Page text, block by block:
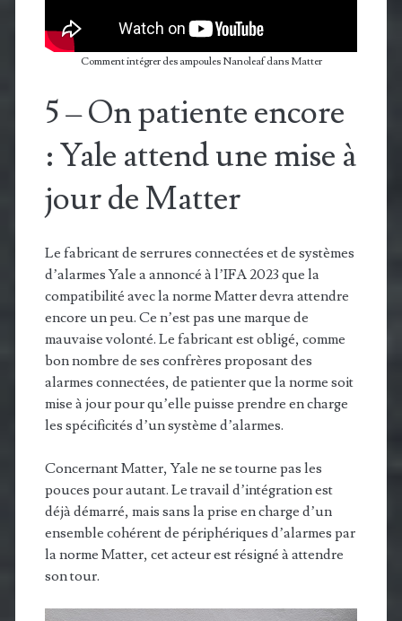
Comment intégrer des ampoules Nanoleaf dans Matter
5 – On patiente encore
: Yale attend une mise à
jour de Matter
Le fabricant de serrures connectées et de systèmes
d’alarmes Yale a annoncé à l’IFA 2023 que la
compatibilité avec la norme Matter devra attendre
encore un peu. Ce n’est pas une marque de
mauvaise volonté. Le fabricant est obligé, comme
bon nombre de ses confrères proposant des
alarmes connectées, de patienter que la norme soit
mise à jour pour qu’elle puisse prendre en charge
les spécificités d’un système d’alarmes.
Concernant Matter, Yale ne se tourne pas les
pouces pour autant. Le travail d’intégration est
déjà démarré, mais sans la prise en charge d’un
ensemble cohérent de périphériques d’alarmes par
la norme Matter, cet acteur est résigné à attendre
son tour.